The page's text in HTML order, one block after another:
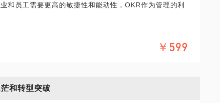
成了整个有效应对体系，只有这样才能获取最大权益。
法律武器，我会帮你分析，给你指导措施。
和员工需要更高的敏捷性和能动性，OKR作为管理的利
中团队精力和资源创造更大价值！
￥599
和转型突破